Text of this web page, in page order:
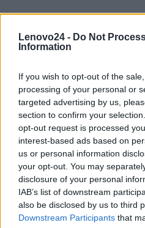
Lenovo24 - Do Not
Information
If you wish to opt-out of the
processing of your personal or
targeted advertising by us,
section to confirm your
opt-out request is processed
interest-based ads based on
us or personal information
your opt-out. You may
disclosure of your personal
IAB’s list of downstream
also be disclosed by us to third
Downstream Participants that
INFORMACJE
Kod
producenta
Dane
producenta